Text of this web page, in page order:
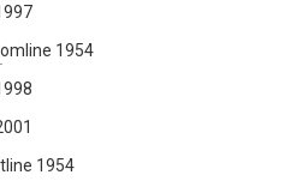
1954
1954